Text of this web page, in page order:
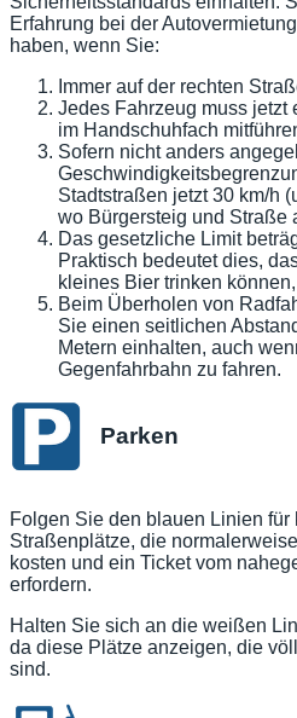
Erfahrung bei der
haben, wenn Sie:
Immer auf der rechten
Jedes Fahrzeug muss jetzt
im Handschuhfach
Sofern nicht anders
Stadtstraßen jetzt 30 km/h
wo Bürgersteig und Straße
Das gesetzliche Limit
Praktisch bedeutet dies,
kleines Bier trinken
Beim Überholen von
Sie einen seitlichen
Metern einhalten, auch
Gegenfahrbahn zu fahren.
Parken
Folgen Sie den blauen Linien für
Straßenplätze, die
kosten und ein Ticket vom
erfordern.
Halten Sie sich an die weißen
da diese Plätze anzeigen, die
sind.